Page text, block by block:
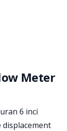
Meter
6 inci